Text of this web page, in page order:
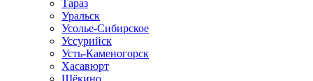
Тараз
Уральск
Усолье-Сибирское
Уссурийск
Усть-Каменогорск
Хасавюрт
Щёкино